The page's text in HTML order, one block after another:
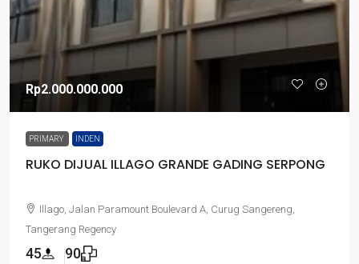
Rp2.000.000.000
PRIMARY INDEN
RUKO DIJUAL ILLAGO GRANDE GADING SERPONG
Illago, Jalan Paramount Boulevard A, Curug Sangereng,
Tangerang Regency
45 90